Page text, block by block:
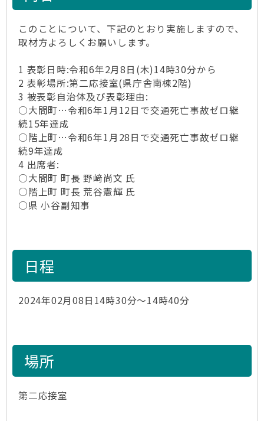
このことについて、下記のとおり実施しますので、
取材方よろしくお願いします。
1 表彰日時:令和6年2月8日(木)14時30分から
2 表彰場所:第二応接室(県庁舎南棟2階)
3 被表彰自治体及び表彰理由:
○大間町…令和6年1月12日で交通死亡事故ゼロ継
続15年達成
○階上町…令和6年1月28日で交通死亡事故ゼロ継
続9年達成
4 出席者:
○大間町 町長 野﨑尚文 氏
○階上町 町長 荒谷憲輝 氏
○県 小谷副知事
日程
2024年02月08日14時30分～14時40分
場所
第二応接室